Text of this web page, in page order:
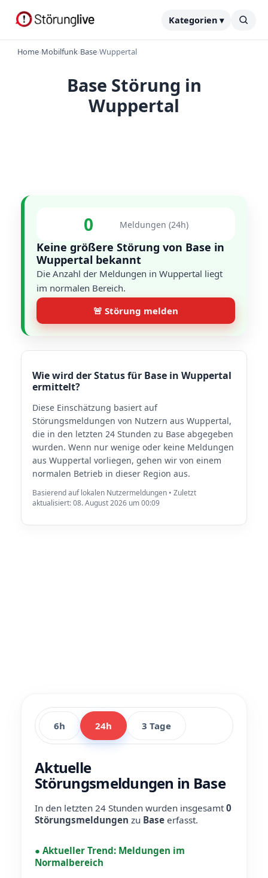
Kategorien ▾
Home›Mobilfunk›Base›Wuppertal
Base Störung in
Wuppertal
0 Meldungen (24h)
Keine größere Störung von Base in
Wuppertal bekannt
Die Anzahl der Meldungen in Wuppertal liegt
im normalen Bereich.
🚨 Störung melden
Wie wird der Status für Base in Wuppertal
ermittelt?
Diese Einschätzung basiert auf
Störungsmeldungen von Nutzern aus Wuppertal,
die in den letzten 24 Stunden zu Base abgegeben
wurden. Wenn nur wenige oder keine Meldungen
aus Wuppertal vorliegen, gehen wir von einem
normalen Betrieb in dieser Region aus.
Basierend auf lokalen Nutzermeldungen • Zuletzt
aktualisiert: 08. August 2026 um 00:09
6h 24h 3 Tage
Aktuelle
Störungsmeldungen in Base
In den letzten 24 Stunden wurden insgesamt0
Störungsmeldungen zu Base erfasst.
● Aktueller Trend: Meldungen im
Normalbereich